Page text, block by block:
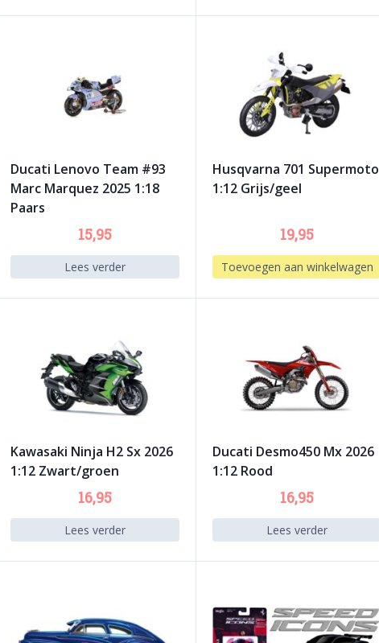
Ducati Lenovo Team #93
Marc Marquez 2025 1:18
Paars
15,95
Lees verder
Husqvarna 701 Supermoto
1:12 Grijs/geel
19,95
Toevoegen aan winkelwagen
Kawasaki Ninja H2 Sx 2026
1:12 Zwart/groen
16,95
Lees verder
Ducati Desmo450 Mx 2026
1:12 Rood
16,95
Lees verder